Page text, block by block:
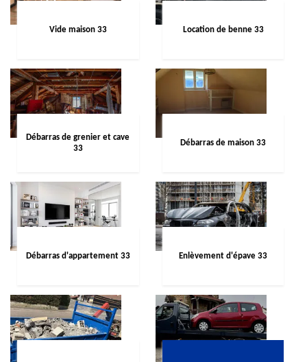
Vide maison 33 Location de benne 33
Débarras de grenier et cave
33
Débarras de maison 33
Débarras d'appartement 33 Enlèvement d'épave 33